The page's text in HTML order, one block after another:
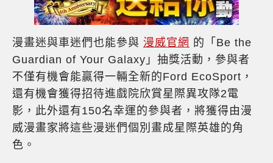
漫畫迷與車迷們也能參與 漫威官網 的「Be the
Guardian of Your Galaxy」抽獎活動，參與者
不僅有機會能贏得一輛全新的Ford EcoSport，
還有機會獲得招待進戲院欣賞星際異攻隊2電
影，此外還有150名幸運的參與者，將獲得由漫
威漫畫家將這些漫迷們個別畫成星際英雄的角
色。